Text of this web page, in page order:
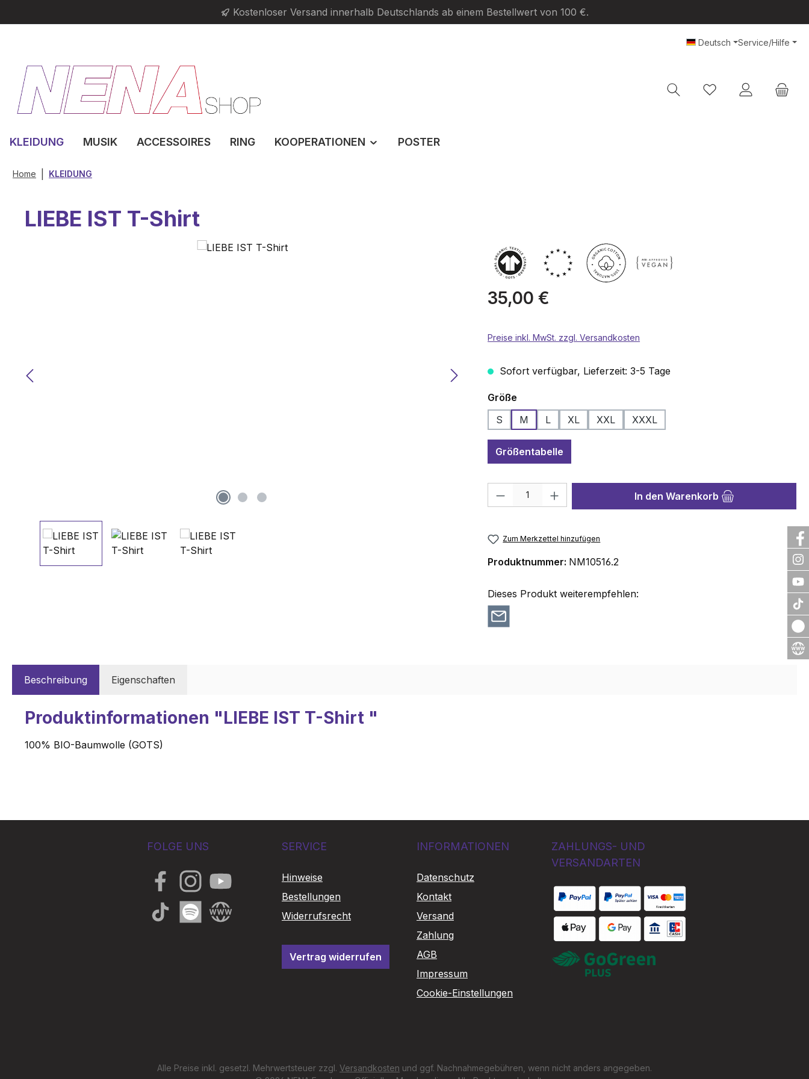
Kostenloser Versand innerhalb Deutschlands ab einem Bestellwert von 100 €.
Deutsch Service/Hilfe
Du hast 0 Produkte
KLEIDUNG MUSIK ACCESSOIRES RING KOOPERATIONEN POSTER
Home KLEIDUNG
LIEBE IST T-Shirt
Regulärer Preis:
35,00 €
Preise inkl. MwSt. zzgl. Versandkosten
Sofort verfügbar, Lieferzeit: 3-5 Tage
Größe
S
M L XL XXL XXXL
Größentabelle
Produkt Anzahl: Gib den gewünschten Wert ein oder benutze die
In den Warenkorb
Zum Merkzettel hinzufügen
Produktnummer: NM10516.2
Dieses Produkt weiterempfehlen:
Beschreibung Eigenschaften
Produktinformationen "LIEBE IST T-Shirt "
100% BIO-Baumwolle (GOTS)
FOLGE UNS
FacebookInstagramYouTube
TikTok Spotify Website
SERVICE
Hinweise
Bestellungen
Widerrufsrecht
Vertrag widerrufen
INFORMATIONEN
Datenschutz
Kontakt
Versand
Zahlung
AGB
Impressum
Cookie-Einstellungen
ZAHLUNGS- UND
VERSANDARTEN
Bezahlung per
Alle Preise inkl. gesetzl. Mehrwertsteuer zzgl. Versandkosten und ggf. Nachnahmegebühren, wenn nicht anders angegeben.